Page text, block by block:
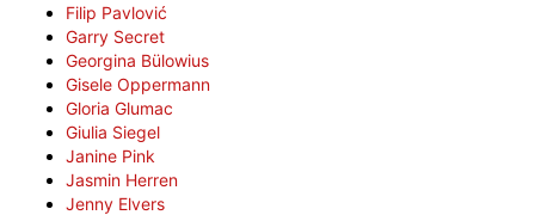
Filip Pavlović
Garry Secret
Georgina Bülowius
Gisele Oppermann
Gloria Glumac
Giulia Siegel
Janine Pink
Jasmin Herren
Jenny Elvers